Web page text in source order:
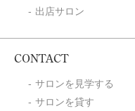
出店サロン
CONTACT
サロンを見学する
サロンを貸す